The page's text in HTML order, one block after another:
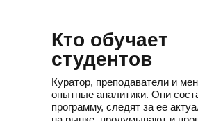
Кто обучает
студентов
Куратор, преподаватели и
опытные аналитики. Они
программу, следят за ее